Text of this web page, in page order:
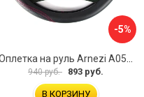
-5%
940 руб. 893 руб.
В КОРЗИНУ